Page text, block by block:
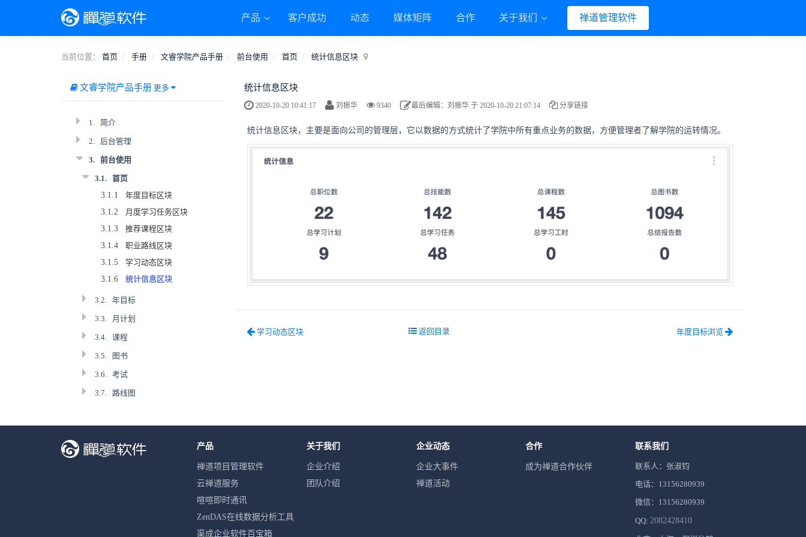
产品 客户成功 动态 媒体矩阵 合作 关于我们 禅道管理软件
当前位置： 首页 手册 文睿学院产品手册 前台使用 首页 统计信息区块
文睿学院产品手册 更多
1. 简介
2. 后台管理
3. 前台使用
3.1. 首页
3.1.1
年度目标区块
3.1.2
月度学习任务区块
3.1.3
推荐课程区块
3.1.4
职业路线区块
3.1.5
学习动态区块
3.1.6
统计信息区块
3.2. 年目标
3.3. 月计划
3.4. 课程
3.5. 图书
3.6. 考试
3.7. 路线图
统计信息区块
2020-10-20 10:41:17 刘振华 9340 最后编辑：刘振华 于 2020-10-20 21:07:14 分享链接
统计信息区块，主要是面向公司的管理层，它以数据的方式统计了学院中所有重点业务的数据，方便管理者了解学院的运转情况。
学习动态区块 返回目录 年度目标浏览
产品
禅道项目管理软件
云禅道服务
喧喧即时通讯
ZenDAS在线数据分析工具
渠成企业软件百宝箱
关于我们
企业介绍
团队介绍
企业动态
企业大事件
禅道活动
合作
成为禅道合作伙伴
联系我们
联系人：张淑钧
电话：13156280939
微信：13156280939
QQ:2082428410